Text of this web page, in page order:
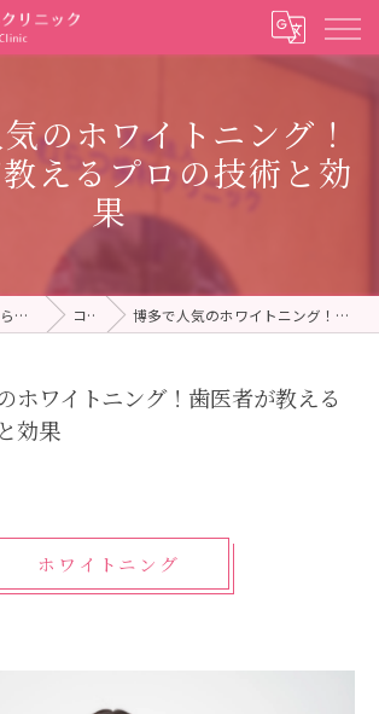
のホワイトニング！
えるプロの技術と効
果
福岡の歯医者ならむらつ歯科クリニック コラム 博多で人気のホワイトニング！歯医者が教えるプロの技術と効果
ホワイトニング！歯医者が教える
効果
ホワイトニング